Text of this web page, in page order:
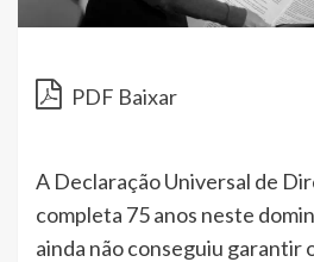
PDF Baixar
A Declaração Universal de
completa 75 anos neste
ainda não conseguiu garantir